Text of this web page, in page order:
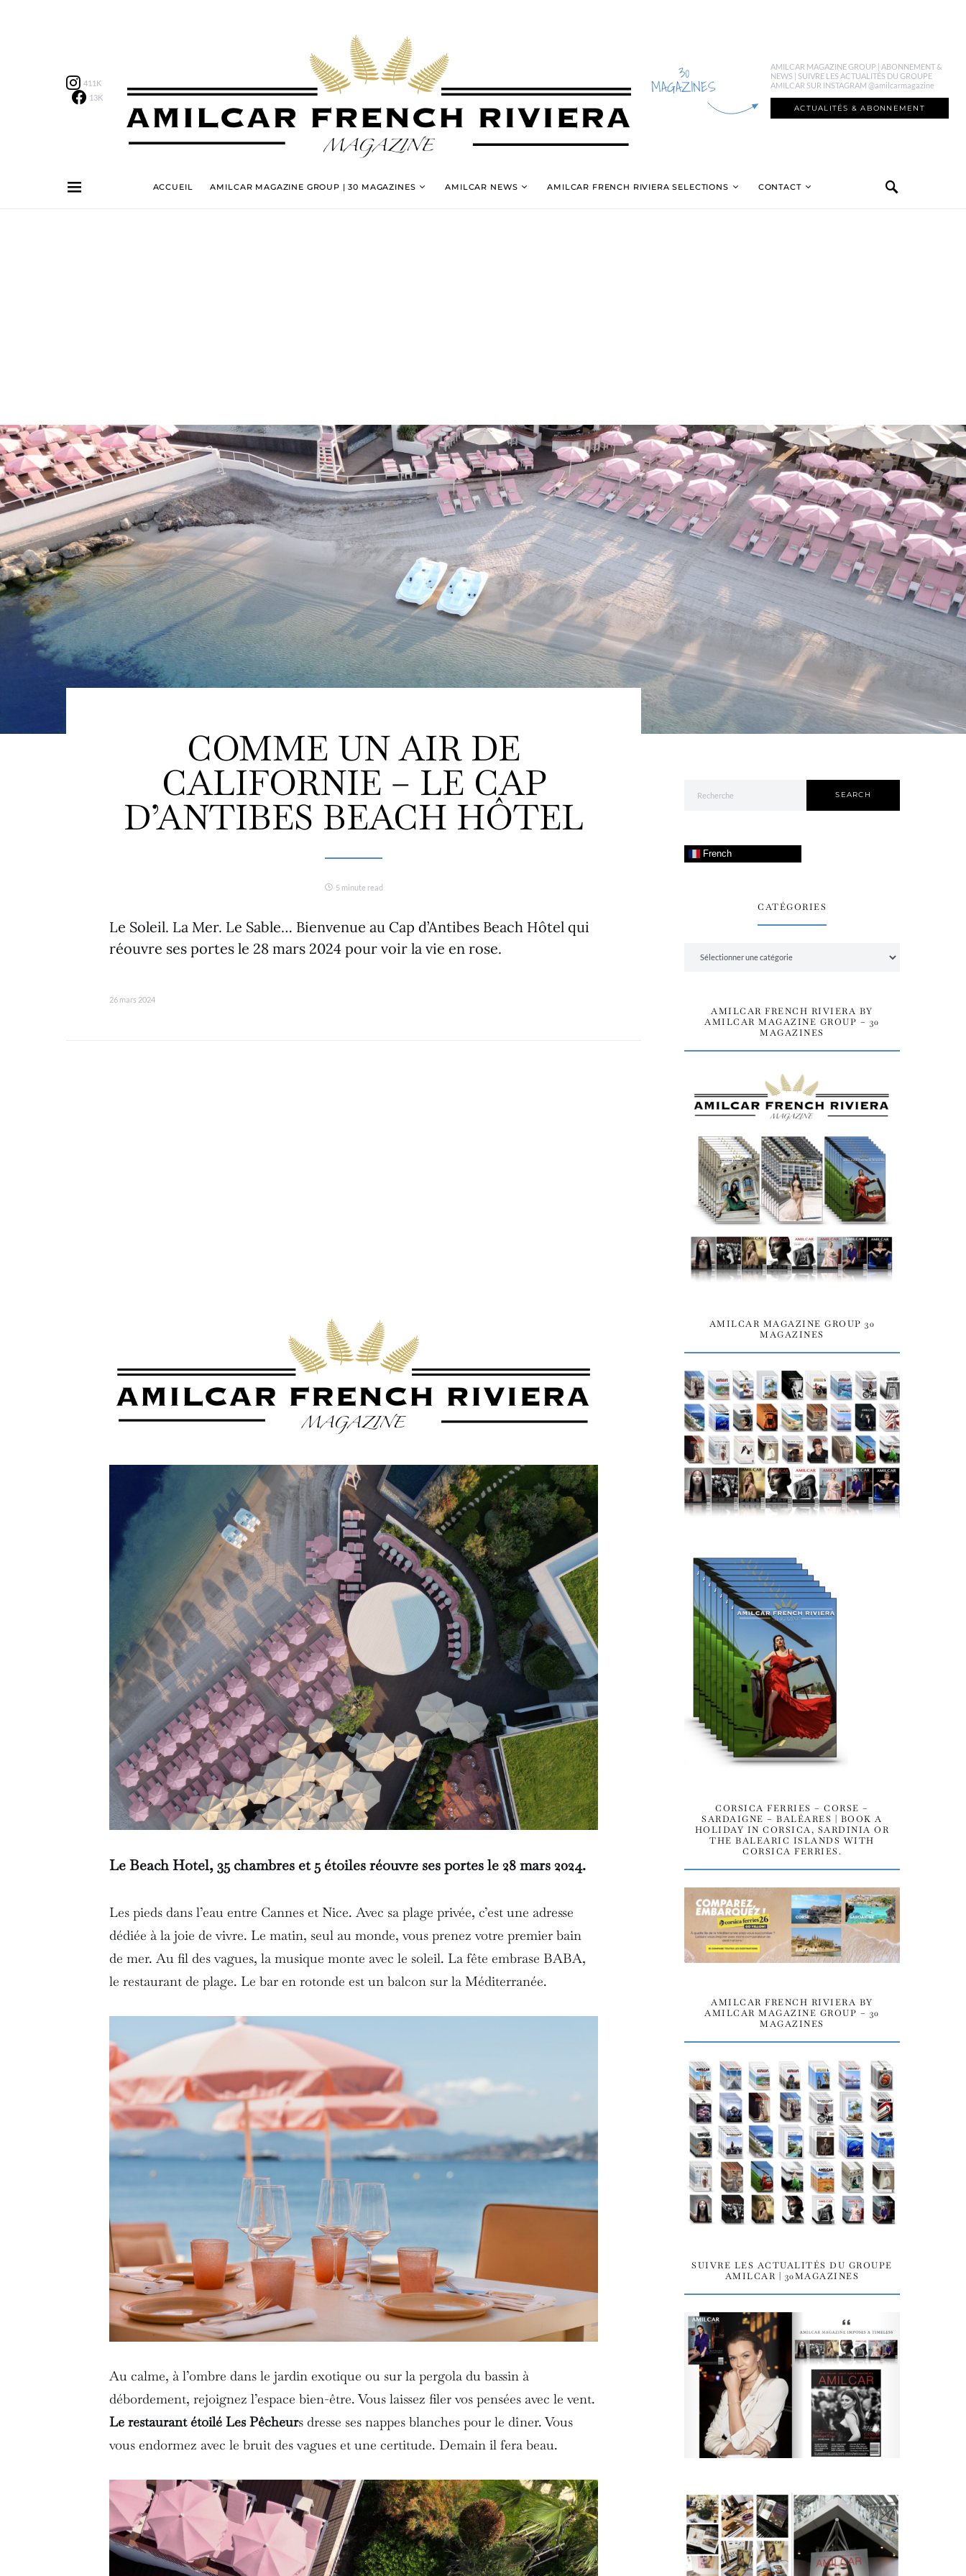
411K
13K
30
MAGAZINES
AMILCAR MAGAZINE GROUP | ABONNEMENT &
NEWS | SUIVRE LES ACTUALITÉS DU GROUPE
AMILCAR SUR INSTAGRAM @amilcarmagazine
ACTUALITÉS & ABONNEMENT
ACCUEIL AMILCAR MAGAZINE GROUP | 30 MAGAZINES AMILCAR NEWS AMILCAR FRENCH RIVIERA SELECTIONS CONTACT
COMME UN AIR DE
CALIFORNIE – LE CAP
D’ANTIBES BEACH HÔTEL
5 minute read
Le Soleil. La Mer. Le Sable… Bienvenue au Cap d’Antibes Beach Hôtel qui
réouvre ses portes le 28 mars 2024 pour voir la vie en rose.
26 mars 2024
Le Beach Hotel, 35 chambres et 5 étoiles réouvre ses portes le 28 mars 2024.
Les pieds dans l’eau entre Cannes et Nice. Avec sa plage privée, c’est une adresse
dédiée à la joie de vivre. Le matin, seul au monde, vous prenez votre premier bain
de mer. Au fil des vagues, la musique monte avec le soleil. La fête embrase BABA,
le restaurant de plage. Le bar en rotonde est un balcon sur la Méditerranée.
Au calme, à l’ombre dans le jardin exotique ou sur la pergola du bassin à
débordement, rejoignez l’espace bien-être. Vous laissez filer vos pensées avec le vent.
Le restaurant étoilé Les Pêcheurs dresse ses nappes blanches pour le dîner. Vous
vous endormez avec le bruit des vagues et une certitude. Demain il fera beau.
SEARCH
French
CATÉGORIES
AMILCAR FRENCH RIVIERA BY
AMILCAR MAGAZINE GROUP – 30
MAGAZINES
AMILCAR MAGAZINE GROUP 30
MAGAZINES
CORSICA FERRIES – CORSE –
SARDAIGNE – BALÉARES | BOOK A
HOLIDAY IN CORSICA, SARDINIA OR
THE BALEARIC ISLANDS WITH
CORSICA FERRIES.
AMILCAR FRENCH RIVIERA BY
AMILCAR MAGAZINE GROUP – 30
MAGAZINES
SUIVRE LES ACTUALITÉS DU GROUPE
AMILCAR | 30MAGAZINES